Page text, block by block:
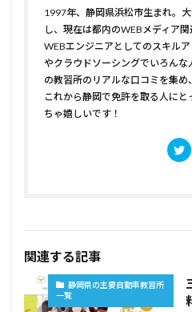
1997年、静岡県浜松市生まれ。
し、現在は都内のWEBメディア関
WEBエンジニアとしてのスキル
やクラウドソーシングでいろん
の教習所のリアルな口コミを集め
これから静岡で免許を取る人に
ちゃ嬉しいです！
関連する記事
静岡県の主要自動車教習所
一覧